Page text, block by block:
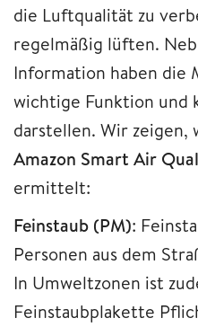
die Luftqualität zu
regelmäßig lüften.
Information haben die
wichtige Funktion und
darstellen. Wir zeigen,
Amazon Smart Air
ermittelt:
Feinstaub (PM):
Personen aus dem
In Umweltzonen ist
Feinstaubplakette